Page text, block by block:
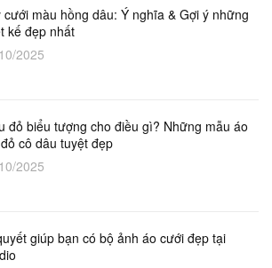
cưới màu hồng dâu: Ý nghĩa & Gợi ý những
kế đẹp nhất
2025
đỏ biểu tượng cho điều gì? Những mẫu áo
cô dâu tuyệt đẹp
2025
giúp bạn có bộ ảnh áo cưới đẹp tại